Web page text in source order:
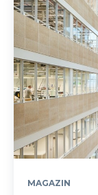
MAGAZIN